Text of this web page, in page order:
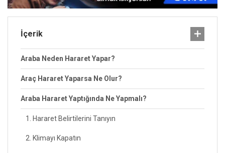
İçerik
Araba Neden Hararet Yapar?
Araç Hararet Yaparsa Ne Olur?
Araba Hararet Yaptığında Ne Yapmalı?
1. Hararet Belirtilerini Tanıyın
2. Klimayı Kapatın